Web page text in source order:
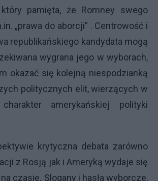
pamięta, że Romney swego
„prawa do aborcji” . Centrowość i
republikańskiego kandydata mogą
wygrana jego w wyborach,
okazać się kolejną niespodzianką
politycznych elit, wierzących w
amerykańskiej polityki
krytyczna debata zarówno
z Rosją jak i Ameryką wydaje się
czasie. Slogany i hasła wyborcze,